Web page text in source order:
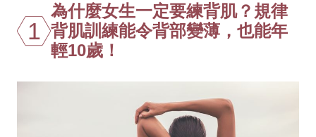
1
為什麼女生一定要練背肌？規律
背肌訓練能令背部變薄，也能年
輕10歲！